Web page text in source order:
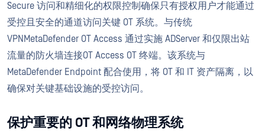
Secure 访问和精细化的权限控制确保只有授权用户才能通过
受控且安全的通道访问关键 OT 系统。与传统
VPNMetaDefender OT Access 通过实施 ADServer 和仅限出站
流量的防火墙连接OT Access OT 终端。该系统与
MetaDefender Endpoint 配合使用，将 OT 和 IT 资产隔离，以
确保对关键基础设施的受控访问。
保护重要的 OT 和网络物理系统